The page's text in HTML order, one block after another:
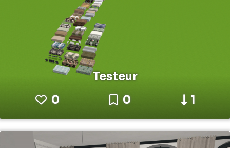
Testeur
0
0 1